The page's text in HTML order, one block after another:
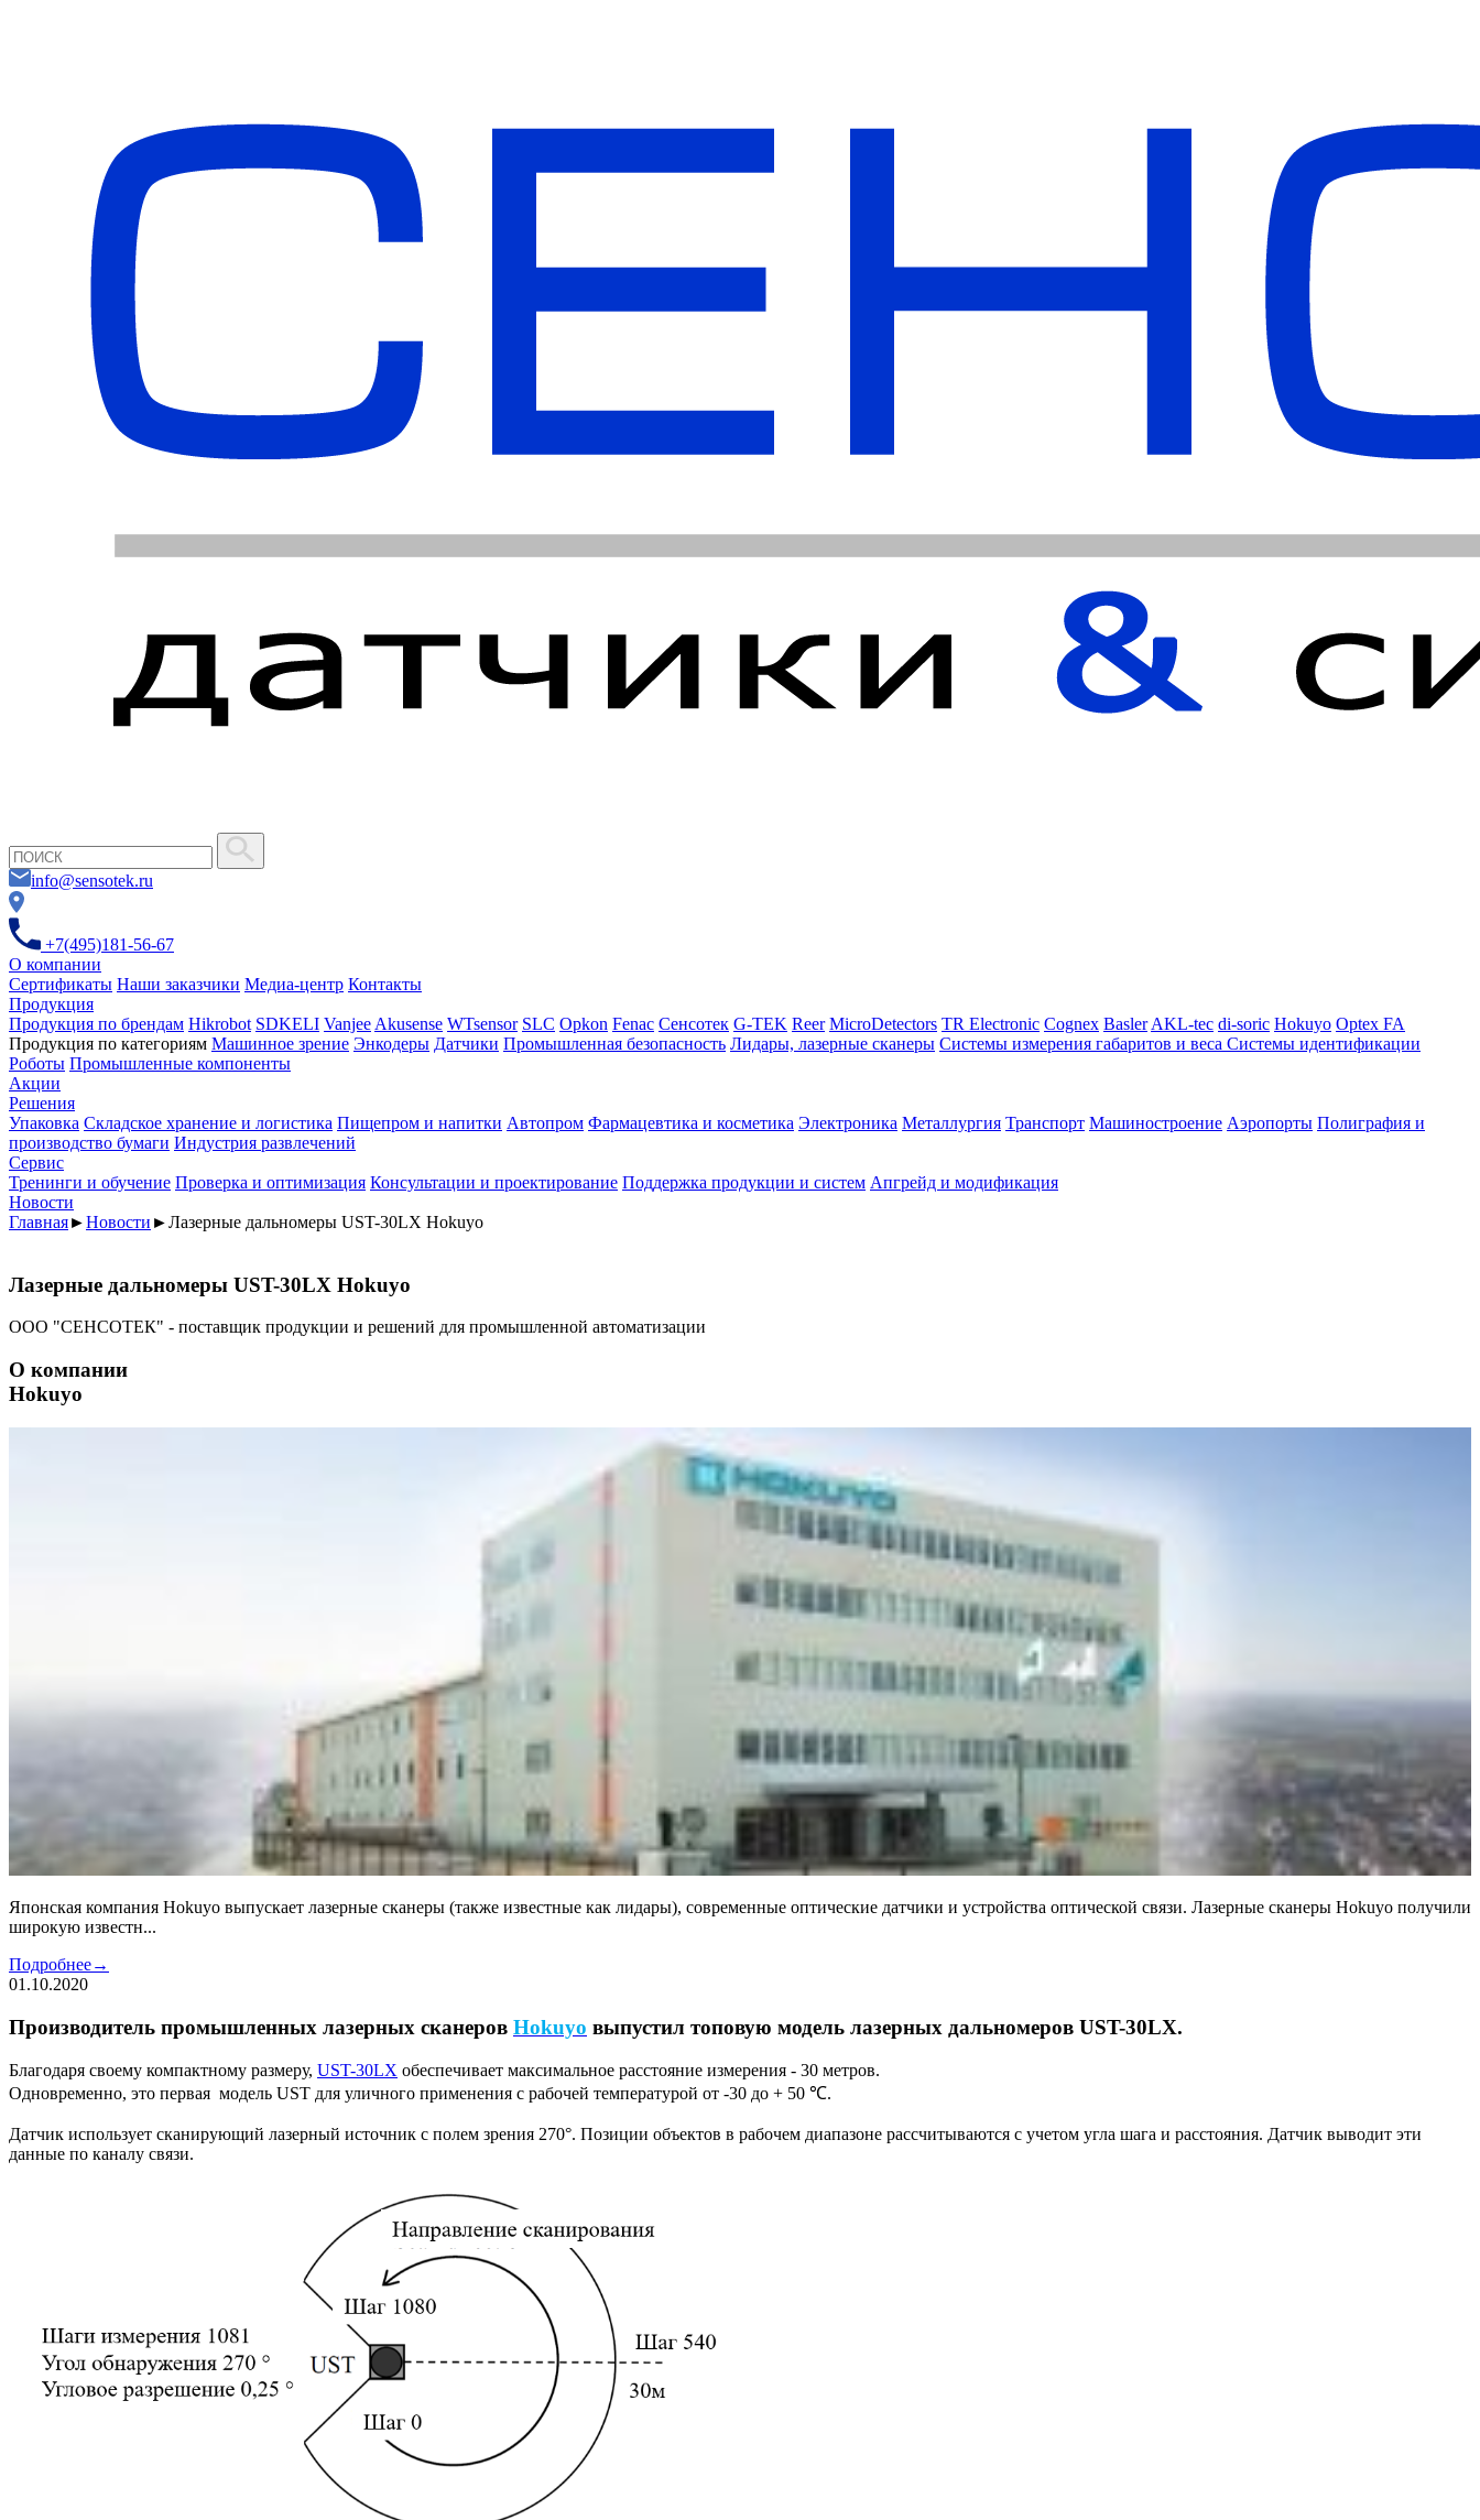
info@sensotek.ru
+7(495)181-56-67
О компании
Сертификаты Наши заказчики Медиа-центр Контакты
Продукция
Продукция по брендам Hikrobot SDKELI Vanjee Akusense WTsensor SLC Opkon Fenac Сенсотек G-TEK Reer MicroDetectors TR Electronic Cognex Basler AKL-tec di-soric Hokuyo Optex FA
Продукция по категориям Машинное зрение Энкодеры Датчики Промышленная безопасность Лидары, лазерные сканеры Системы измерения габаритов и веса Системы идентификации
Роботы Промышленные компоненты
Акции
Решения
Упаковка Складское хранение и логистика Пищепром и напитки Автопром Фармацевтика и косметика Электроника Металлургия Транспорт Машиностроение Аэропорты Полиграфия и
производство бумаги Индустрия развлечений
Сервис
Тренинги и обучение Проверка и оптимизация Консультации и проектирование Поддержка продукции и систем Апгрейд и модификация
Новости
Главная►Новости ►Лазерные дальномеры UST-30LX Hokuyo
Лазерные дальномеры UST-30LX Hokuyo
ООО "СЕНСОТЕК" - поставщик продукции и решений для промышленной автоматизации
О компании
Hokuyo
Японская компания Hokuyo выпускает лазерные сканеры (также известные как лидары), современные оптические датчики и устройства оптической связи. Лазерные сканеры Hokuyo получили
широкую известн...
Подробнее→
01.10.2020
Производитель промышленных лазерных сканеров Hokuyo выпустил топовую модель лазерных дальномеров UST-30LX.
Благодаря своему компактному размеру, UST-30LX обеспечивает максимальное расстояние измерения - 30 метров.
Одновременно, это первая модель UST для уличного применения с рабочей температурой от -30 до + 50 ℃.
Датчик использует сканирующий лазерный источник с полем зрения 270°. Позиции объектов в рабочем диапазоне рассчитываются с учетом угла шага и расстояния. Датчик выводит эти
данные по каналу связи.